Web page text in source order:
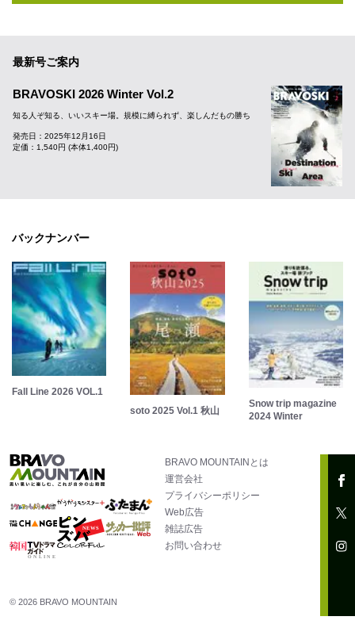
最新号ご案内
BRAVOSKI 2026 Winter Vol.2
知る人ぞ知る、いいスキー場。規模に縛られず、楽しんだもの勝ち
発売日：2025年12月16日
定価：1,540円 (本体1,400円)
バックナンバー
Fall Line 2026 VOL.1
soto 2025 Vol.1 秋山
Snow trip magazine
2024 Winter
BRAVO MOUNTAINとは
運営会社
プライバシーポリシー
Web広告
雑誌広告
お問い合わせ
© 2026 BRAVO MOUNTAIN